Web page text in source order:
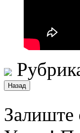
Залиште